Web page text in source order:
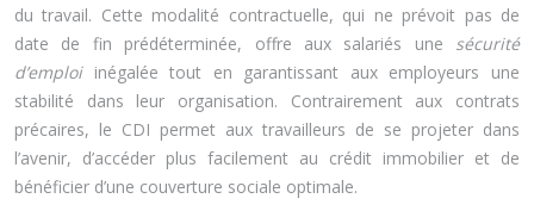
du travail. Cette modalité contractuelle, qui ne prévoit pas de
date de fin prédéterminée, offre aux salariés une sécurité
d’emploi inégalée tout en garantissant aux employeurs une
stabilité dans leur organisation. Contrairement aux contrats
précaires, le CDI permet aux travailleurs de se projeter dans
l’avenir, d’accéder plus facilement au crédit immobilier et de
bénéficier d’une couverture sociale optimale.